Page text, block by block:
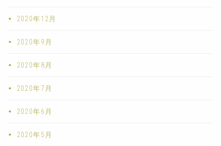
2020年12月
2020年9月
2020年8月
2020年7月
2020年6月
2020年5月